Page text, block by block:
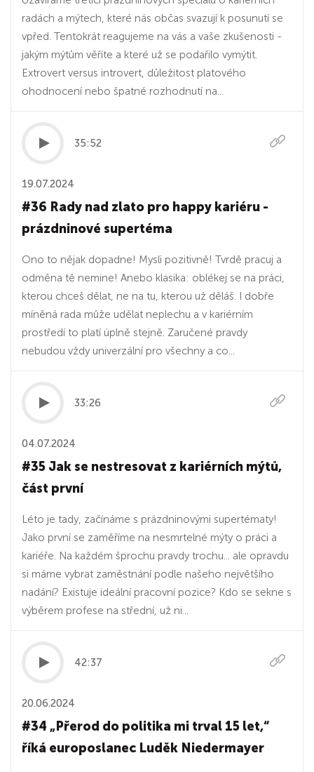
radách a mýtech, které nás občas svazují k posunutí se
vpřed. Tentokrát reagujeme na vás a vaše zkušenosti -
jakým mýtům věříte a které už se podařilo vymýtit.
Extrovert versus introvert, důležitost platového
ohodnocení nebo špatné rozhodnutí na...
35:52
19.07.2024
#36 Rady nad zlato pro happy kariéru -
prázdninové supertéma
Ono to nějak dopadne! Mysli pozitivně! Tvrdě pracuj a
odměna tě nemine! Anebo klasika: oblékej se na práci,
kterou chceš dělat, ne na tu, kterou už děláš. I dobře
míněná rada může udělat neplechu a v kariérním
prostředí to platí úplně stejně. Zaručené pravdy
nebudou vždy univerzální pro všechny a co...
33:26
04.07.2024
#35 Jak se nestresovat z kariérních mýtů,
část první
Léto je tady, začínáme s prázdninovými supertématy!
Jako první se zaměříme na nesmrtelné mýty o práci a
kariéře. Na každém šprochu pravdy trochu... ale opravdu
si máme vybrat zaměstnání podle našeho největšího
nadání? Existuje ideální pracovní pozice? Kdo se sekne s
výběrem profese na střední, už ni...
42:37
20.06.2024
#34 „Přerod do politika mi trval 15 let,“
říká europoslanec Luděk Niedermayer